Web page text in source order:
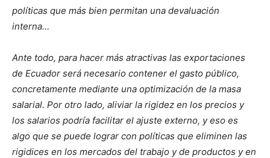
políticas que más bien permitan una devaluación
interna…
Ante todo, para hacer más atractivas las exportaciones
de Ecuador será necesario contener el gasto público,
concretamente mediante una optimización de la masa
salarial. Por otro lado, aliviar la rigidez en los precios y
los salarios podría facilitar el ajuste externo, y eso es
algo que se puede lograr con políticas que eliminen las
rigidices en los mercados del trabajo y de productos y en